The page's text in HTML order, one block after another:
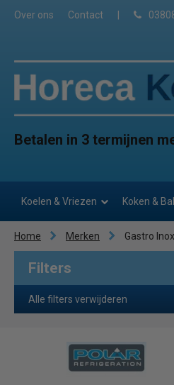
Over ons Contact
Betalen in 3 termijnen
Koelen & Vriezen Koken &
Home Merken Gastro Inox
Filters
Alle filters verwijderen